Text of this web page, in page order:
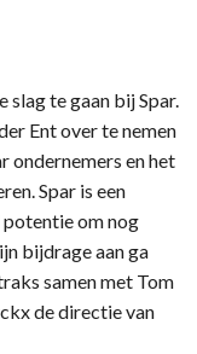
slag te gaan bij Spar.
Ent over te nemen
ondernemers en het
Spar is een
om nog
bijdrage aan ga
samen met Tom
de directie van